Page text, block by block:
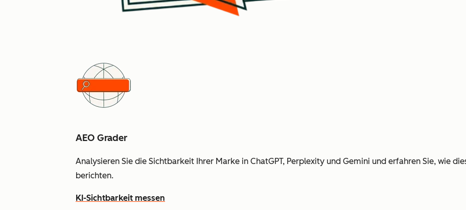
AEO Grader
Analysieren Sie die Sichtbarkeit Ihrer Marke in ChatGPT, Perplexity und Gemini und erfahren Sie, wie
berichten.
KI-Sichtbarkeit messen